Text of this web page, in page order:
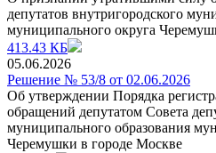
депутатов внутригородского
муниципального округа
413.43 КБ
05.06.2026
Решение № 53/8 от 02.06.2026
Об утверждении Порядка
обращений депутатом Совета
муниципального образования
Черемушки в городе Москве